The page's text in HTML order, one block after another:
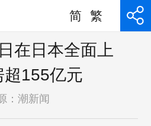
简 繁
在日本全面上
超155亿元
：潮新闻